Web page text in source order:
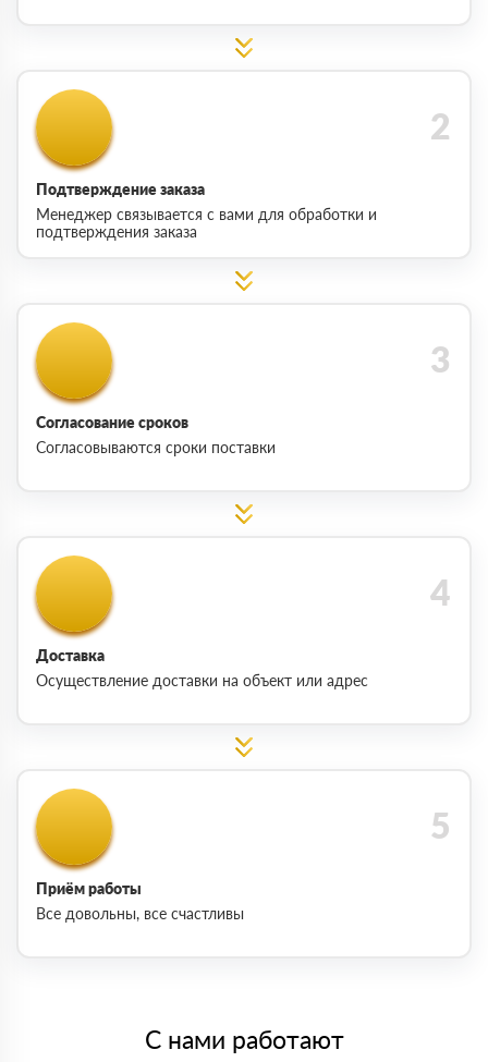
Подтверждение заказа
Менеджер связывается с вами для обработки и
подтверждения заказа
Согласование сроков
Согласовываются сроки поставки
Доставка
Осуществление доставки на объект или адрес
Приём работы
Все довольны, все счастливы
С нами работают